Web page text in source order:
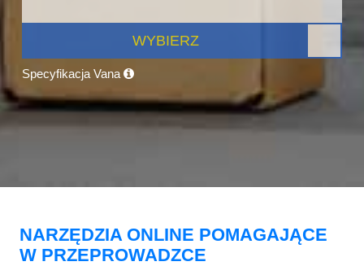
WYBIERZ
Specyfikacja Vana
NARZĘDZIA ONLINE POMAGAJĄCE
W PRZEPROWADZCE